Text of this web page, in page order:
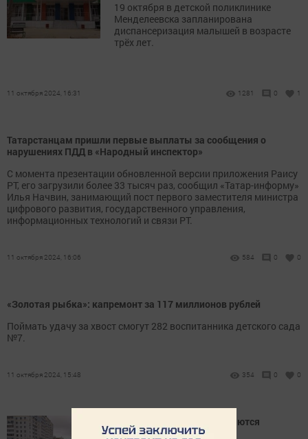
19 октября в детской поликлинике
Менделеевска запланирована
диспансеризация малышей в возрасте
трёх лет.
11 октября 2024, 16:31 1281 0 1
Татарстанцам пришли первые выплаты за сообщения о
нарушениях ПДД в «Народный инспектор»
С момента презентации обновленной версии приложения Раису
РТ, его загрузили более 33 тысяч раз, сообщил «Татар-информу»
Илья Начвин, занимающий пост первого заместителя министра
цифрового развития, государственного управления,
информационных технологий и связи РТ.
11 октября 2024, 16:06 584 0 0
«Золотая рыбка»: капремонт за 117 миллионов рублей
Поймать удачу за хвост смогут 282 воспитанника детского сада
№7.
11 октября 2024, 15:48 354 0 0
В Менделеевске продолжаются
массовые субботники